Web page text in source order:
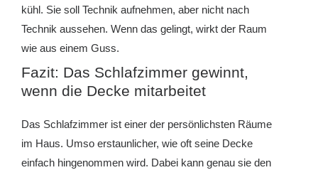
kühl. Sie soll Technik aufnehmen, aber nicht nach
Technik aussehen. Wenn das gelingt, wirkt der Raum
wie aus einem Guss.
Fazit: Das Schlafzimmer gewinnt,
wenn die Decke mitarbeitet
Das Schlafzimmer ist einer der persönlichsten Räume
im Haus. Umso erstaunlicher, wie oft seine Decke
einfach hingenommen wird. Dabei kann genau sie den